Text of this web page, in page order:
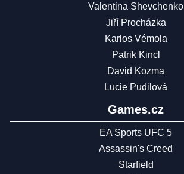
Valentina Shevchenko
Jiří Procházka
Karlos Vémola
Patrik Kincl
David Kozma
Lucie Pudilová
Games.cz
EA Sports UFC 5
Assassin's Creed
Starfield